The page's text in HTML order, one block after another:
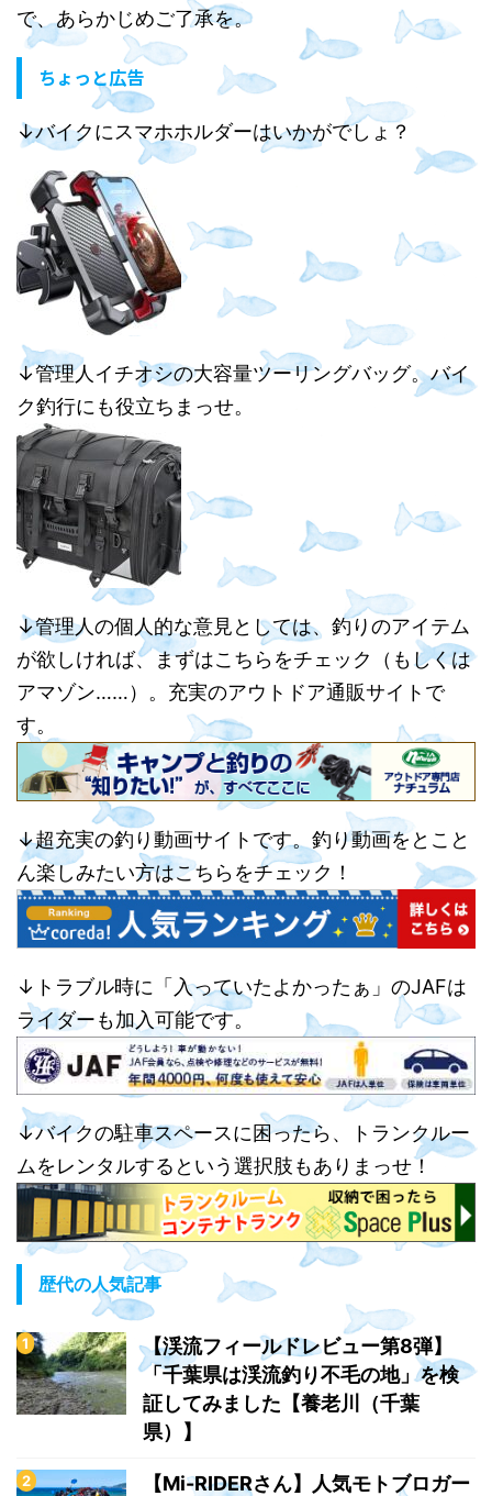
で、あらかじめご了承を。
ちょっと広告
↓バイクにスマホホルダーはいかがでしょ？
↓管理人イチオシの大容量ツーリングバッグ。バイ
ク釣行にも役立ちまっせ。
↓管理人の個人的な意見としては、釣りのアイテム
が欲しければ、まずはこちらをチェック（もしくは
アマゾン……）。充実のアウトドア通販サイトで
す。
↓超充実の釣り動画サイトです。釣り動画をとこと
ん楽しみたい方はこちらをチェック！
↓トラブル時に「入っていたよかったぁ」のJAFは
ライダーも加入可能です。
↓バイクの駐車スペースに困ったら、トランクルー
ムをレンタルするという選択肢もありまっせ！
歴代の人気記事
【渓流フィールドレビュー第8弾】
「千葉県は渓流釣り不毛の地」を検
証してみました【養老川（千葉
県）】
【Mi-RIDERさん】人気モトブロガー